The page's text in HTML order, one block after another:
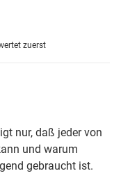
zuerst
nur, daß jeder von
und warum
gebraucht ist.